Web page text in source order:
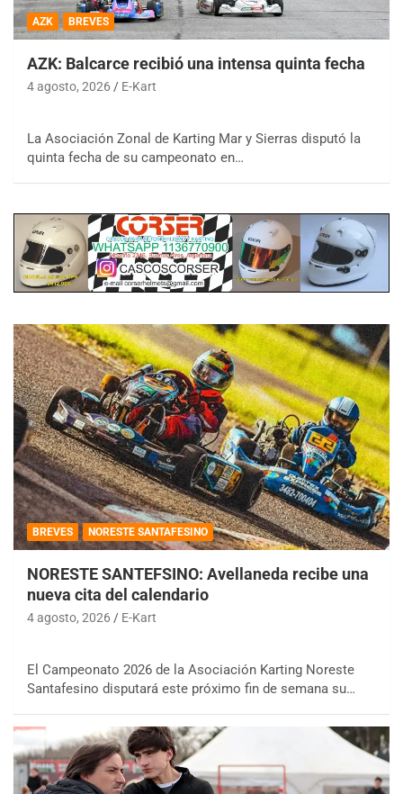
AZK BREVES
AZK: Balcarce recibió una intensa quinta fecha
4 agosto, 2026 E-Kart
La Asociación Zonal de Karting Mar y Sierras disputó la
quinta fecha de su campeonato en…
BREVES NORESTE SANTAFESINO
NORESTE SANTEFSINO: Avellaneda recibe una
nueva cita del calendario
4 agosto, 2026 E-Kart
El Campeonato 2026 de la Asociación Karting Noreste
Santafesino disputará este próximo fin de semana su…